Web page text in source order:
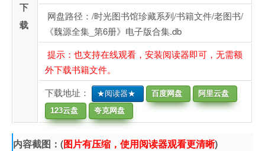
下
载
网盘路径：/时光图书馆珍藏系列/书籍文件/老图书/
《魏源全集_第6册》电子版合集.db
提示：也支持在线观看，安装阅读器即可，无需额
外下载书籍文件。
下载地址：
★阅读器★ 百度网盘
阿里云盘
123云盘
夸克网盘
内容截图：(图片有压缩，使用阅读器观看更清晰)